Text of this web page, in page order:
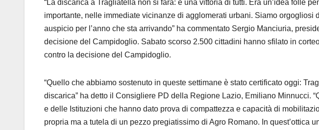
“La discarica a Tragliatella non si farà: è una vittoria di tutti. Era un’idea folle
importante, nelle immediate vicinanze di agglomerati urbani. Siamo orgogliosi
auspicio per l’anno che sta arrivando” ha commentato Sergio Manciuria,
decisione del Campidoglio. Sabato scorso 2.500 cittadini hanno sfilato in
contro la decisione del Campidoglio.
“Quello che abbiamo sostenuto in queste settimane è stato certificato oggi:
discarica” ha detto il Consigliere PD della Regione Lazio, Emiliano Minnucci.
e delle Istituzioni che hanno dato prova di compattezza e capacità di
propria ma a tutela di un pezzo pregiatissimo di Agro Romano. In quest’ottica